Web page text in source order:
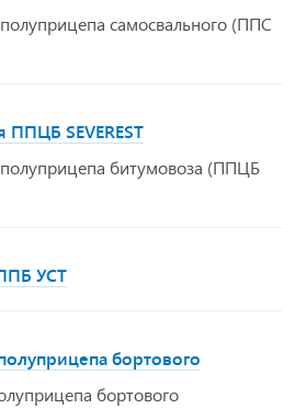
самосвального (ППС
SEVEREST
битумовоза (ППЦБ
УСТ
бортового
бортового